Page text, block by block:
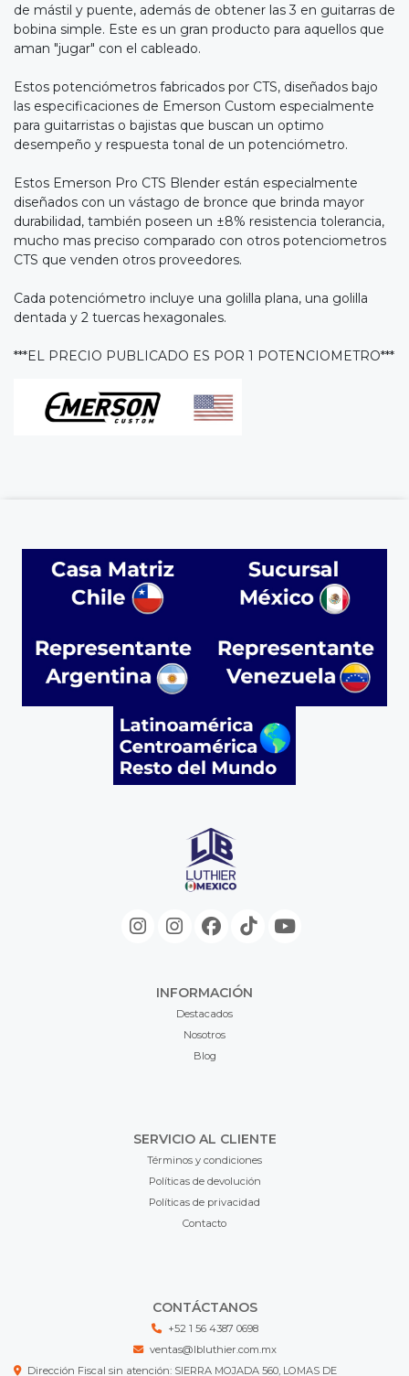
de mástil y puente, además de obtener las 3 en guitarras de
bobina simple. Este es un gran producto para aquellos que
aman "jugar" con el cableado.
Estos potenciómetros fabricados por CTS, diseñados bajo
las especificaciones de Emerson Custom especialmente
para guitarristas o bajistas que buscan un optimo
desempeño y respuesta tonal de un potenciómetro.
Estos Emerson Pro CTS Blender están especialmente
diseñados con un vástago de bronce que brinda mayor
durabilidad, también poseen un ±8% resistencia tolerancia,
mucho mas preciso comparado con otros potenciometros
CTS que venden otros proveedores.
Cada potenciómetro incluye una golilla plana, una golilla
dentada y 2 tuercas hexagonales.
***EL PRECIO PUBLICADO ES POR 1 POTENCIOMETRO***
INFORMACIÓN
Destacados
Nosotros
Blog
SERVICIO AL CLIENTE
Términos y condiciones
Políticas de devolución
Políticas de privacidad
Contacto
CONTÁCTANOS
+52 1 56 4387 0698
ventas@lbluthier.com.mx
Dirección Fiscal sin atención: SIERRA MOJADA 560, LOMAS DE